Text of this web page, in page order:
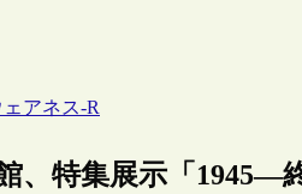
アネス-R
、特集展示「1945―